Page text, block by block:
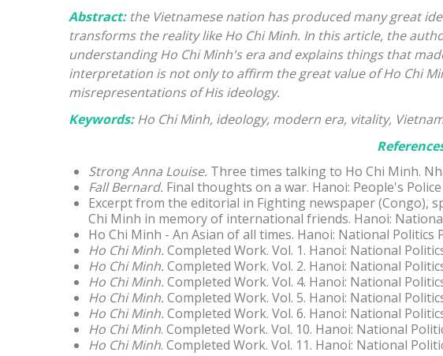
Abstract: the Vietnamese nation has produced many great
transforms the reality like Ho Chi Minh. In this article, the
understanding Ho Chi Minh's era and explains things that
interpretation is not only to affirm the great value of Ho Chi
misrepresentations of His ideology.
Keywords:Ho Chi Minh, ideology, modern era, vitality,
Strong Anna Louise. Three times talking to Ho Chi Minh.
Fall Bernard. Final thoughts on a war. Hanoi: People's
Excerpt from the editorial in Fighting newspaper (Congo),
Chi Minh in memory of international friends. Hanoi:
Ho Chi Minh - An Asian of all times. Hanoi: National Politics
Ho Chi Minh. Completed Work. Vol. 1. Hanoi: National
Ho Chi Minh. Completed Work. Vol. 2. Hanoi: National
Ho Chi Minh. Completed Work. Vol. 4. Hanoi: National
Ho Chi Minh. Completed Work. Vol. 5. Hanoi: National
Ho Chi Minh. Completed Work. Vol. 6. Hanoi: National
Ho Chi Minh. Completed Work. Vol. 10. Hanoi: National
Ho Chi Minh. Completed Work. Vol. 11. Hanoi: National